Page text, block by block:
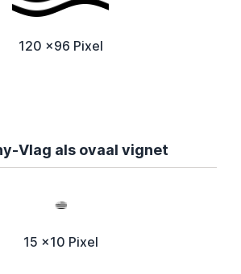
120 x96 Pixel
Vlag als ovaal vignet
15 x10 Pixel